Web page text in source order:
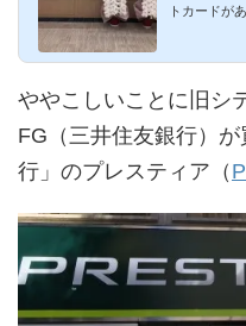
トカードが
ややこしいことに旧シ
FG（三井住友銀行）
行」のプレスティア（